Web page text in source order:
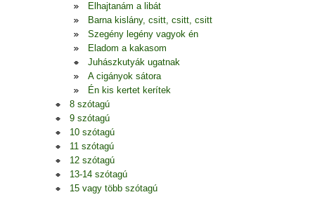
Elhajtanám a libát
Barna kislány, csitt, csitt, csitt
Szegény legény vagyok én
Eladom a kakasom
Juhászkutyák ugatnak
A cigányok sátora
Én kis kertet kerítek
8 szótagú
9 szótagú
10 szótagú
11 szótagú
12 szótagú
13-14 szótagú
15 vagy több szótagú